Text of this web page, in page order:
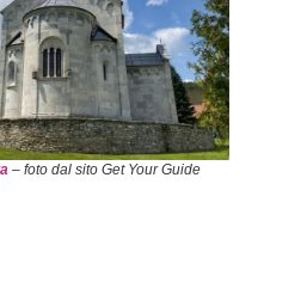
– foto dal sito Get Your Guide